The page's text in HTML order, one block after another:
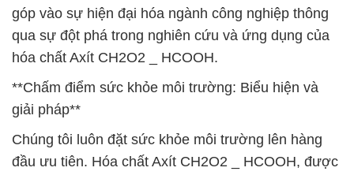
góp vào sự hiện đại hóa ngành công nghiệp thông
qua sự đột phá trong nghiên cứu và ứng dụng của
hóa chất Axít CH2O2 _ HCOOH.
**Chấm điểm sức khỏe môi trường: Biểu hiện và
giải pháp**
Chúng tôi luôn đặt sức khỏe môi trường lên hàng
đầu ưu tiên. Hóa chất Axít CH2O2 _ HCOOH, được